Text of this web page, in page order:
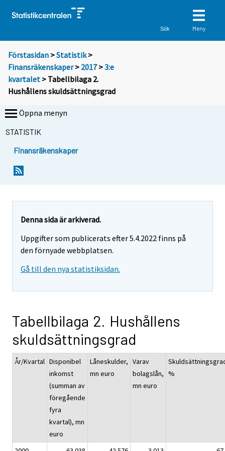
Sök Meny
Förstasidan >Statistik >
Finansräkenskaper> 2017>3:e
kvartalet > Tabellbilaga 2.
Hushållens skuldsättningsgrad
Öppna menyn
STATISTIK
Finansräkenskaper
Denna sida är arkiverad.
Uppgifter som publicerats efter 5.4.2022 finns på
den förnyade webbplatsen.
Gå till den nya statistiksidan.
Tabellbilaga 2. Hushållens
skuldsättningsgrad
År/Kvartal Disponibel
inkomst
(summan av
föregående
fyra
kvartal), mn
euro
Låneskulder,
mn euro
Varav
bolagslån,
mn euro
%